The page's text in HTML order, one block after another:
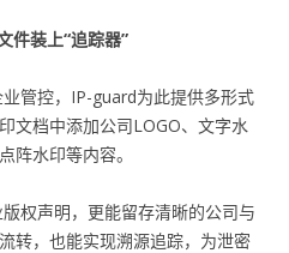
件装上“追踪器”
管控，IP-guard为此提供多形式
文档中添加公司LOGO、文字水
阵水印等内容。
权声明，更能留存清晰的公司与
转，也能实现溯源追踪，为泄密